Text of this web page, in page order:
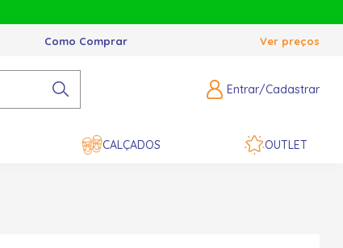
Como Comprar Ver preços
Entrar/Cadastrar
CALÇADOS OUTLET